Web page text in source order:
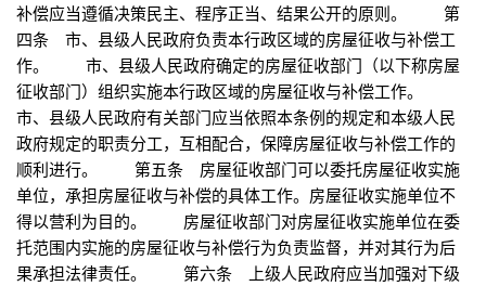
补偿应当遵循决策民主、程序正当、结果公开的原则。 第
四条 市、县级人民政府负责本行政区域的房屋征收与补偿工
作。 市、县级人民政府确定的房屋征收部门（以下称房屋
征收部门）组织实施本行政区域的房屋征收与补偿工作。
市、县级人民政府有关部门应当依照本条例的规定和本级人民
政府规定的职责分工，互相配合，保障房屋征收与补偿工作的
顺利进行。 第五条 房屋征收部门可以委托房屋征收实施
单位，承担房屋征收与补偿的具体工作。房屋征收实施单位不
得以营利为目的。 房屋征收部门对房屋征收实施单位在委
托范围内实施的房屋征收与补偿行为负责监督，并对其行为后
果承担法律责任。 第六条 上级人民政府应当加强对下级